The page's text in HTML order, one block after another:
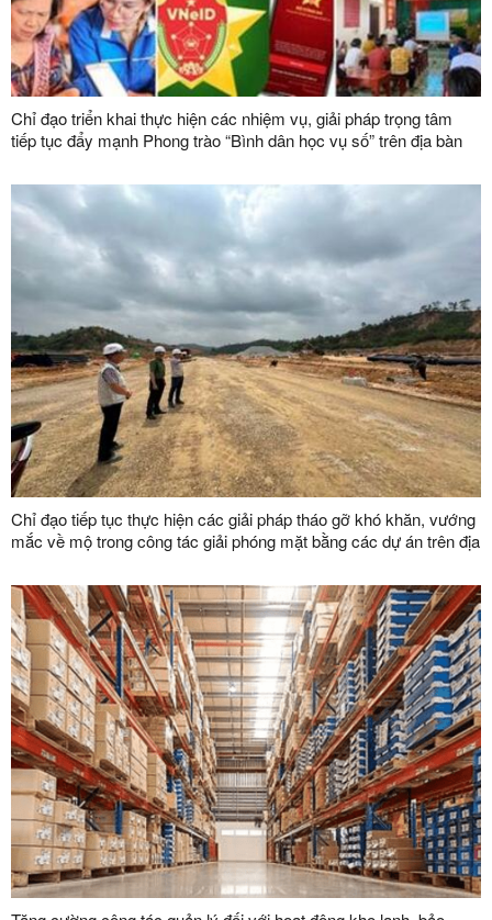
Chỉ đạo triển khai thực hiện các nhiệm vụ, giải pháp trọng tâm
tiếp tục đẩy mạnh Phong trào “Bình dân học vụ số” trên địa bàn
Chỉ đạo tiếp tục thực hiện các giải pháp tháo gỡ khó khăn, vướng
mắc về mộ trong công tác giải phóng mặt bằng các dự án trên địa